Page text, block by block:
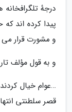
درجهٔ
پیدا کرده اند
و مشورت قرار
و به قول مؤلف
…عوام خیال
قصر سلطنتی